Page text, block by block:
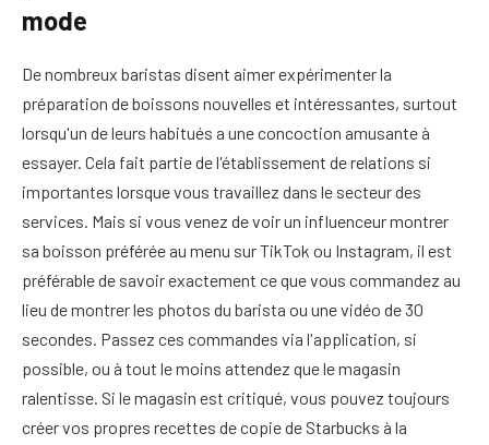
mode
De nombreux baristas disent aimer expérimenter la
préparation de boissons nouvelles et intéressantes, surtout
lorsqu'un de leurs habitués a une concoction amusante à
essayer. Cela fait partie de l'établissement de relations si
importantes lorsque vous travaillez dans le secteur des
services. Mais si vous venez de voir un influenceur montrer
sa boisson préférée au menu sur TikTok ou Instagram, il est
préférable de savoir exactement ce que vous commandez au
lieu de montrer les photos du barista ou une vidéo de 30
secondes. Passez ces commandes via l'application, si
possible, ou à tout le moins attendez que le magasin
ralentisse. Si le magasin est critiqué, vous pouvez toujours
créer vos propres recettes de copie de Starbucks à la